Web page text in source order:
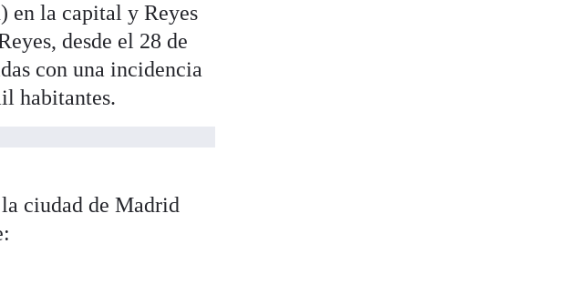
en la capital y Reyes
desde el 28 de
con una incidencia
habitantes.
ciudad de Madrid